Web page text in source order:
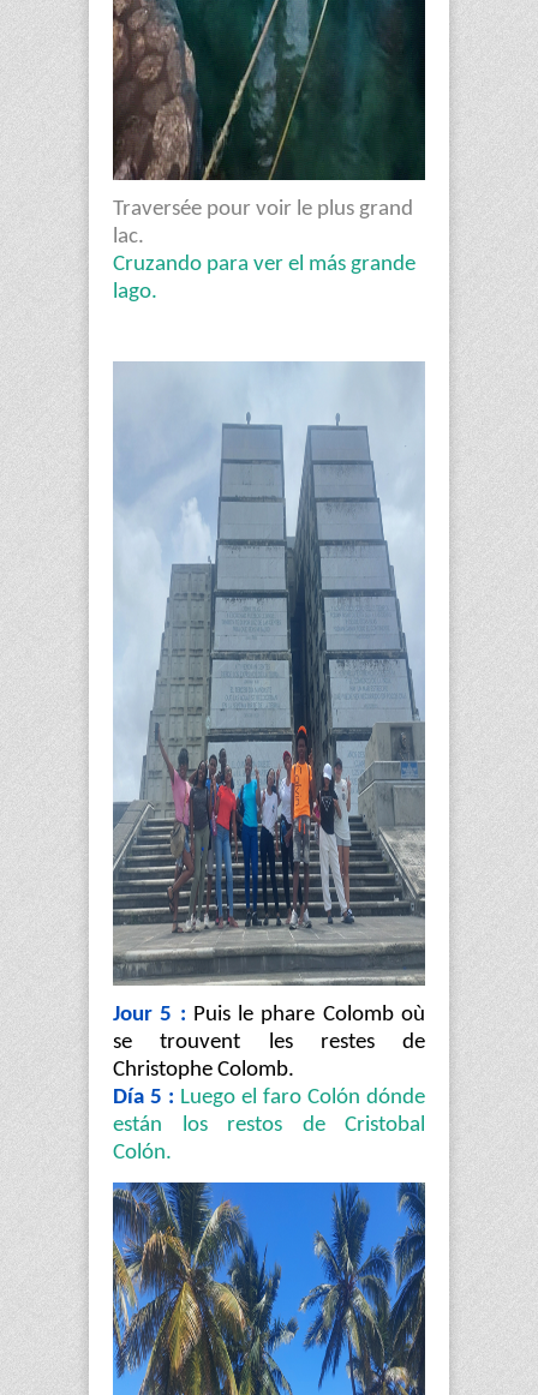
Traversée pour voir le plus grand
lac.
Cruzando para ver el más grande
lago.
Jour 5 : Puis le phare Colomb où
se trouvent les restes de
Christophe Colomb.
Día 5 : Luego el faro Colón dónde
están los restos de Cristobal
Colón.